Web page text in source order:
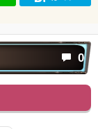
0